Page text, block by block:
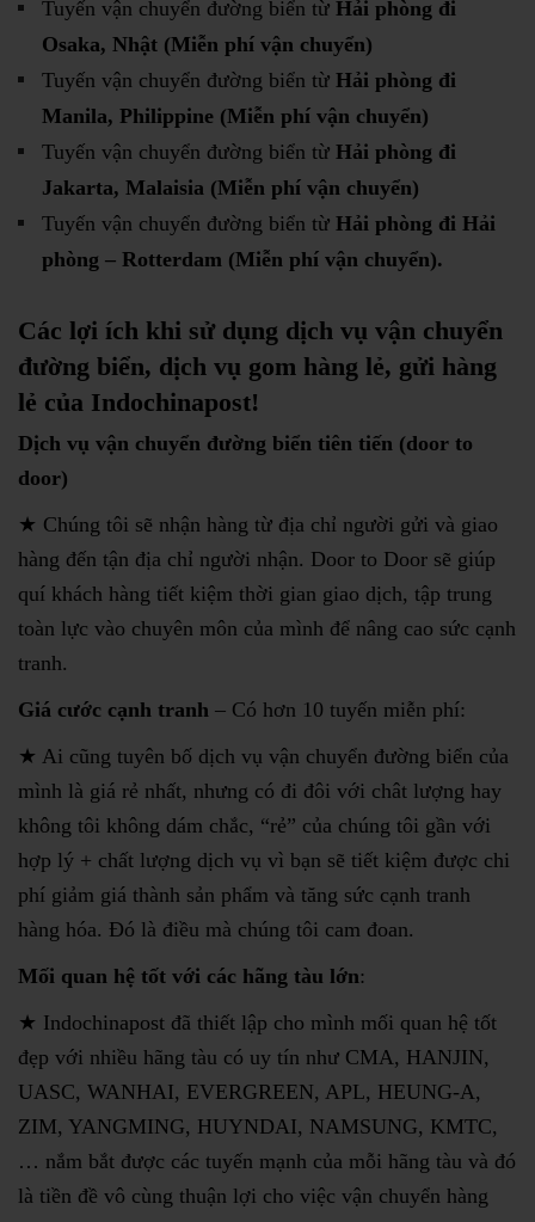
Tuyến vận chuyển đường biển từ Hải phòng đi
Osaka, Nhật (Miễn phí vận chuyển)
Tuyến vận chuyển đường biển từ Hải phòng đi
Manila, Philippine (Miễn phí vận chuyển)
Tuyến vận chuyển đường biển từ Hải phòng đi
Jakarta, Malaisia (Miễn phí vận chuyển)
Tuyến vận chuyển đường biển từ Hải phòng đi Hải
phòng – Rotterdam (Miễn phí vận chuyển).
Các lợi ích khi sử dụng dịch vụ vận chuyển
đường biển, dịch vụ gom hàng lẻ, gửi hàng
lẻ của Indochinapost!
Dịch vụ vận chuyển đường biển tiên tiến (door to
door)
★ Chúng tôi sẽ nhận hàng từ địa chỉ người gửi và giao
hàng đến tận địa chỉ người nhận. Door to Door sẽ giúp
quí khách hàng tiết kiệm thời gian giao dịch, tập trung
toàn lực vào chuyên môn của mình để nâng cao sức cạnh
tranh.
Giá cước cạnh tranh – Có hơn 10 tuyến miễn phí:
★ Ai cũng tuyên bố dịch vụ vận chuyển đường biển của
mình là giá rẻ nhất, nhưng có đi đôi với chât lượng hay
không tôi không dám chắc, “rẻ” của chúng tôi gần với
hợp lý + chất lượng dịch vụ vì bạn sẽ tiết kiệm được chi
phí giảm giá thành sản phẩm và tăng sức cạnh tranh
hàng hóa. Đó là điều mà chúng tôi cam đoan.
Mối quan hệ tốt với các hãng tàu lớn:
★ Indochinapost đã thiết lập cho mình mối quan hệ tốt
đẹp với nhiều hãng tàu có uy tín như CMA, HANJIN,
UASC, WANHAI, EVERGREEN, APL, HEUNG-A,
ZIM, YANGMING, HUYNDAI, NAMSUNG, KMTC,
… nắm bắt được các tuyến mạnh của mỗi hãng tàu và đó
là tiền đề vô cùng thuận lợi cho việc vận chuyển hàng